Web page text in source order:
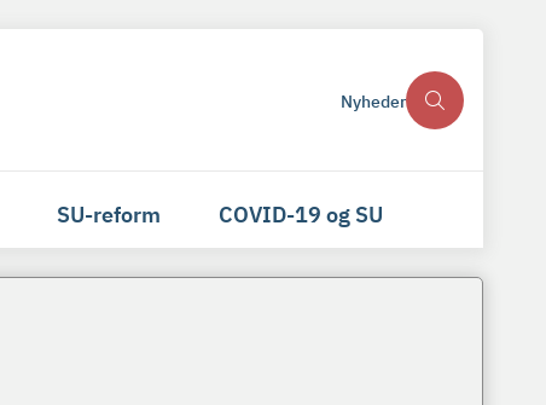
Nyheder
SU-reform COVID-19 og SU